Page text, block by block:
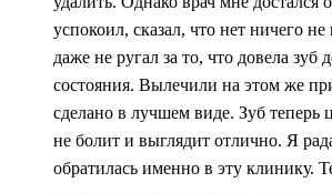
успокоил, сказал, что нет ничего
даже не ругал за то, что довела зуб
состояния. Вылечили на этом же
сделано в лучшем виде. Зуб теперь
не болит и выглядит отлично. Я
обратилась именно в эту клинику.